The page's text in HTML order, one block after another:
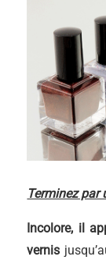
Terminez par
Incolore, il
vernis